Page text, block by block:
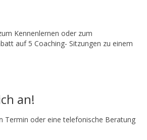
Kennenlernen oder zum
auf 5 Coaching- Sitzungen zu einem
an!
Termin oder eine telefonische Beratung